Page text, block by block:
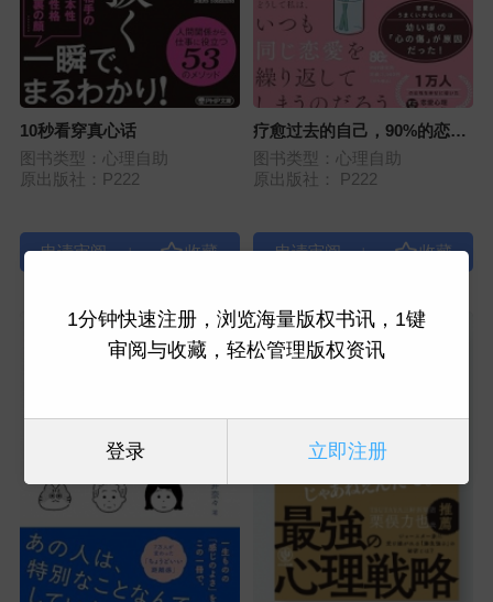
10秒看穿真心话
图书类型：心理自助
原出版社：P222
|
疗愈过去的自己，90%的恋爱
都会变得顺利
图书类型：心理自助
原出版社： P222
|
1分钟快速注册，浏览海量版权书讯，1键
审阅与收藏，轻松管理版权资讯
登录 立即注册